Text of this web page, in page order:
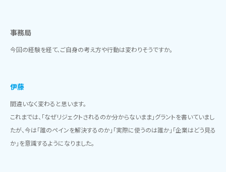
事務局
今回の経験を経て、ご自身の考え方や行動は変わりそうですか。
伊藤
間違いなく変わると思います。
これまでは、「なぜリジェクトされるのか分からないまま」グラントを書いていまし
たが、今は「誰のペインを解決するのか」「実際に使うのは誰か」「企業はどう見る
か」を意識するようになりました。